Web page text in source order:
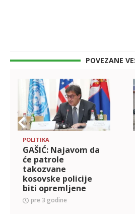
POVEZANE
POLITIKA
GAŠIĆ: Najavom da
će patrole
takozvane
kosovske policije
biti opremljene
dugim cevima
Svečlja
pre 3 godine